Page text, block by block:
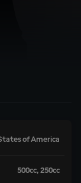
of America
500cc, 250cc